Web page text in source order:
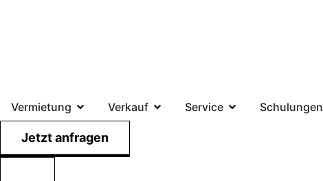
Vermietung Verkauf Service Schulungen
Jetzt anfragen